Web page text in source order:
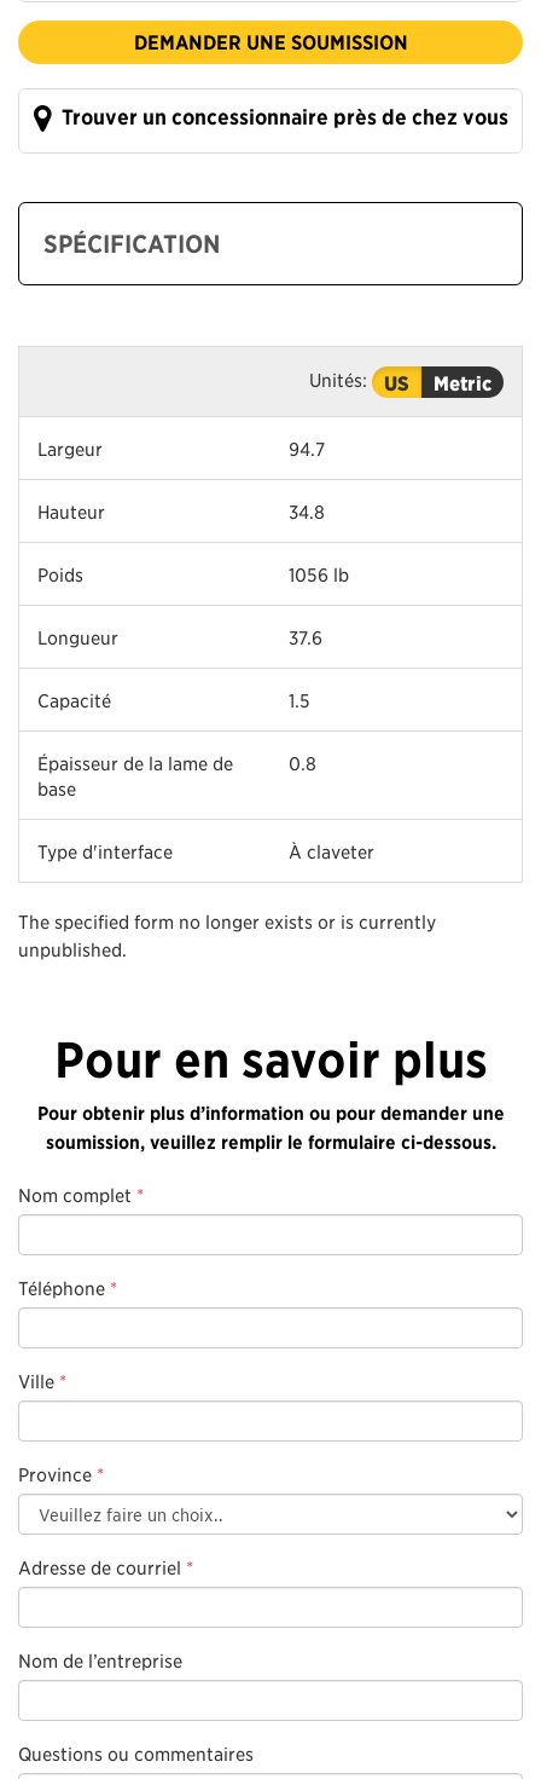
DEMANDER UNE SOUMISSION
Trouver un concessionnaire près de chez vous
SPÉCIFICATION
Unités: US Metric
Largeur 94.7
Hauteur 34.8
Poids 1056 lb
Longueur 37.6
Capacité 1.5
Épaisseur de la lame de
base
0.8
Type d'interface À claveter
The specified form no longer exists or is currently
unpublished.
Pour en savoir plus
Pour obtenir plus d’information ou pour demander une
soumission, veuillez remplir le formulaire ci-dessous.
Nom complet *
Téléphone *
Ville *
Province *
Adresse de courriel *
Nom de l’entreprise
Questions ou commentaires